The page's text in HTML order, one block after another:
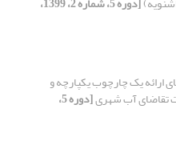
ارائه یک چارچوب یکپارچه و
تقاضای آب شهری [دوره 5،